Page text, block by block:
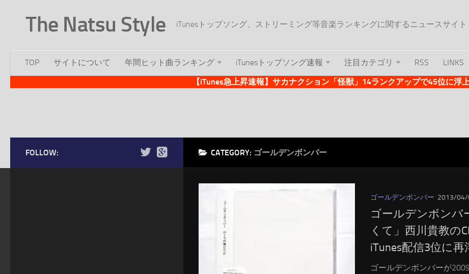
The Natsu Style iTunesトップソング、ストリーミング等音楽ランキングに関するニュースサイト
TOP サイトについて 年間ヒット曲ランキング iTunesトップソング速報 注目カテゴリ RSS
LINKS
【iTunes急上昇速報】サカナクション「怪獣」14ランクアップで45位に浮
CATEGORY: ゴールデンボンバー
ゴールデンボンバー 2013/04/
ゴールデンボンバ
くて」西川貴教の
iTunes配信3位に再
ゴールデンボンバーが
FOLLOW: